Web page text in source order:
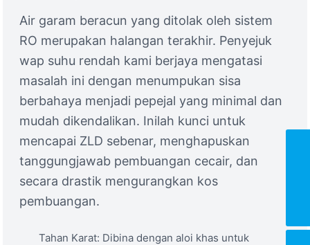
Air garam beracun yang ditolak oleh sistem
RO merupakan halangan terakhir. Penyejuk
wap suhu rendah kami berjaya mengatasi
masalah ini dengan menumpukan sisa
berbahaya menjadi pepejal yang minimal dan
mudah dikendalikan. Inilah kunci untuk
mencapai ZLD sebenar, menghapuskan
tanggungjawab pembuangan cecair, dan
secara drastik mengurangkan kos
pembuangan.
Tahan Karat: Dibina dengan aloi khas untuk
+86-0769-85038001
info@wteya.com